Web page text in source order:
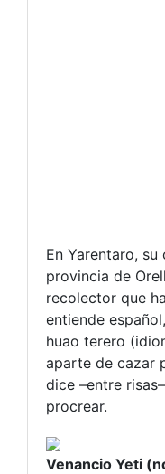
En Yarentaro,
provincia de
recolector que
entiende
huao terero
aparte de cazar
dice –entre
procrear.
Venancio Yeti